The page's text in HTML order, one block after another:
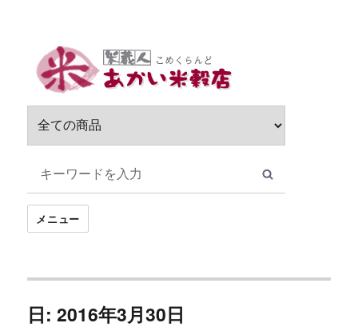
メニュー
日: 2016年3月30日